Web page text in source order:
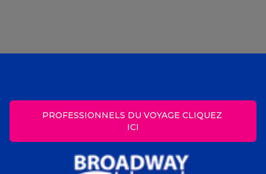
PROFESSIONNELS DU VOYAGE CLIQUEZ
ICI